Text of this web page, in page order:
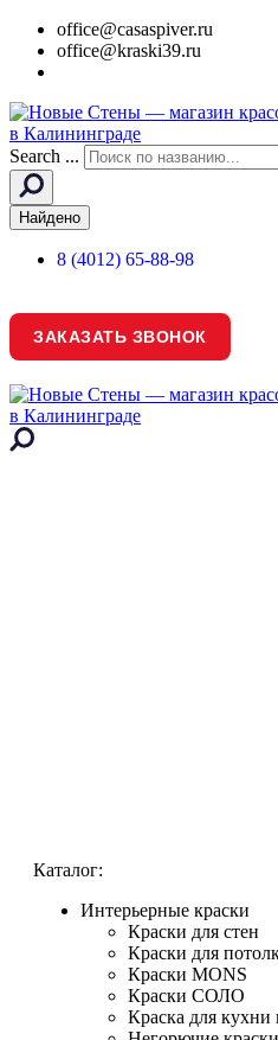
office@casaspiver.ru
office@kraski39.ru
Search ...
Найдено
8 (4012) 65-88-98
ЗАКАЗАТЬ ЗВОНОК
Каталог:
Интерьерные краски
Краски для стен
Краски для
Краски MONS
Краски СОЛО
Краска для